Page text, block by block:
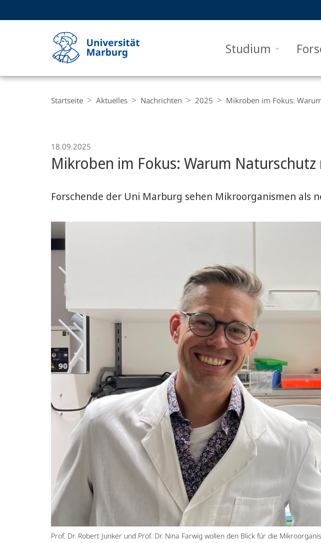
Studium
Philipps-
Marburg
Navigation
Startseite Aktuelles Nachrichten 2025 Mikroben im Fokus:
18.09.2025
Mikroben im Fokus: Warum
Forschende der Uni Marburg sehen Mikroorganismen als
Prof. Dr. Robert Junker und Prof. Dr. Nina Farwig wollen den Blick für die